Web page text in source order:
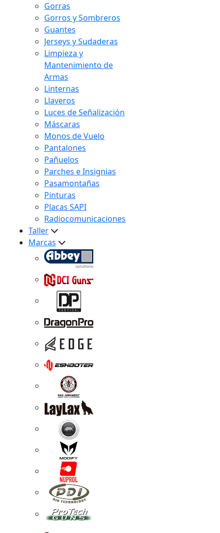
Gorras
Gorros y Sombreros
Guantes
Jerseys y Sudaderas
Limpieza y
Mantenimiento de
Armas
Linternas
Llaveros
Luces de Señalización
Máscaras
Monos de Vuelo
Pantalones
Pañuelos
Parches e Insignias
Pasamontañas
Pinturas
Placas SAPI
Radiocomunicaciones
Taller
Marcas